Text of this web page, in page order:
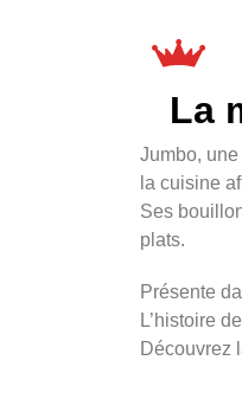
La
Jumbo,
la cuisine
Ses
plats.
Présente
L’histoire
Découvrez